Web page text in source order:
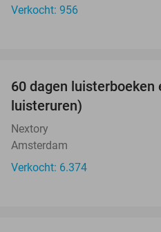
Verkocht: 956
60 dagen luisterboeken
luisteruren)
Nextory
Amsterdam
Verkocht: 6.374